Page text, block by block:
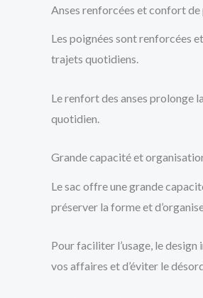
Anses renforcées et confort
Les poignées sont renforcées
trajets quotidiens.
Le renfort des anses prolonge
quotidien.
Grande capacité et
Le sac offre une grande
préserver la forme et
Pour faciliter l’usage, le
vos affaires et d’éviter le